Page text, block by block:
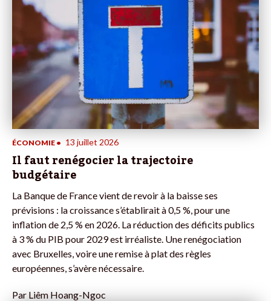
ÉCONOMIE • 13 juillet 2026
Il faut renégocier la trajectoire
budgétaire
La Banque de France vient de revoir à la baisse ses
prévisions : la croissance s’établirait à 0,5 %, pour une
inflation de 2,5 % en 2026. La réduction des déficits publics
à 3 % du PIB pour 2029 est irréaliste. Une renégociation
avec Bruxelles, voire une remise à plat des règles
européennes, s’avère nécessaire.
Par Liêm Hoang-Ngoc